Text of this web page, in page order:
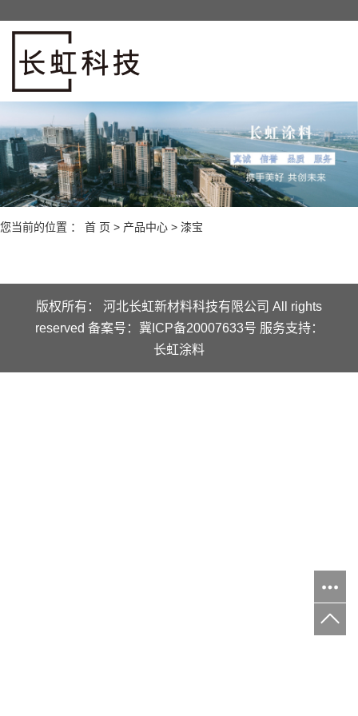
您当前的位置 ： 首 页 > 产品中心 > 漆宝
版权所有： 河北长虹新材料科技有限公司 All rights
reserved 备案号： 冀ICP备20007633号 服务支持：
长虹涂料